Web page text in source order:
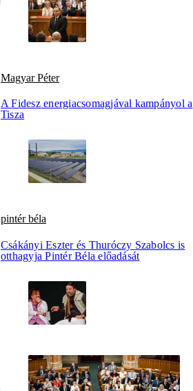
Magyar Péter
A Fidesz energiacsomagjával kampányol a
Tisza
pintér béla
Csákányi Eszter és Thuróczy Szabolcs is
otthagyja Pintér Béla előadását